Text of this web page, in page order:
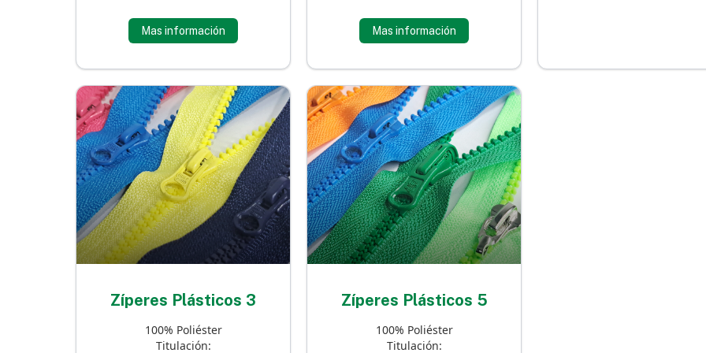
Mas información Mas información
Zíperes Plásticos 3
100% Poliéster
Titulación:
Zíperes Plásticos 5
100% Poliéster
Titulación: